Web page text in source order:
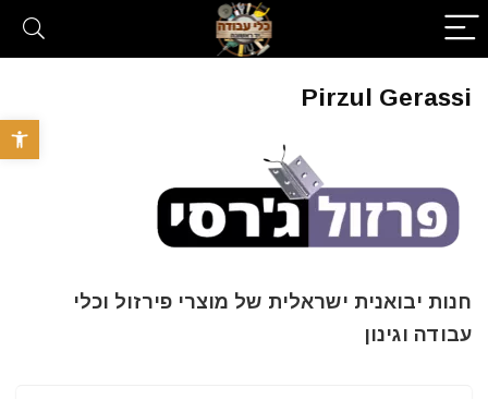
פתח
Pirzul Gerassi
חנות יבואנית ישראלית של מוצרי פירזול וכלי
עבודה וגינון